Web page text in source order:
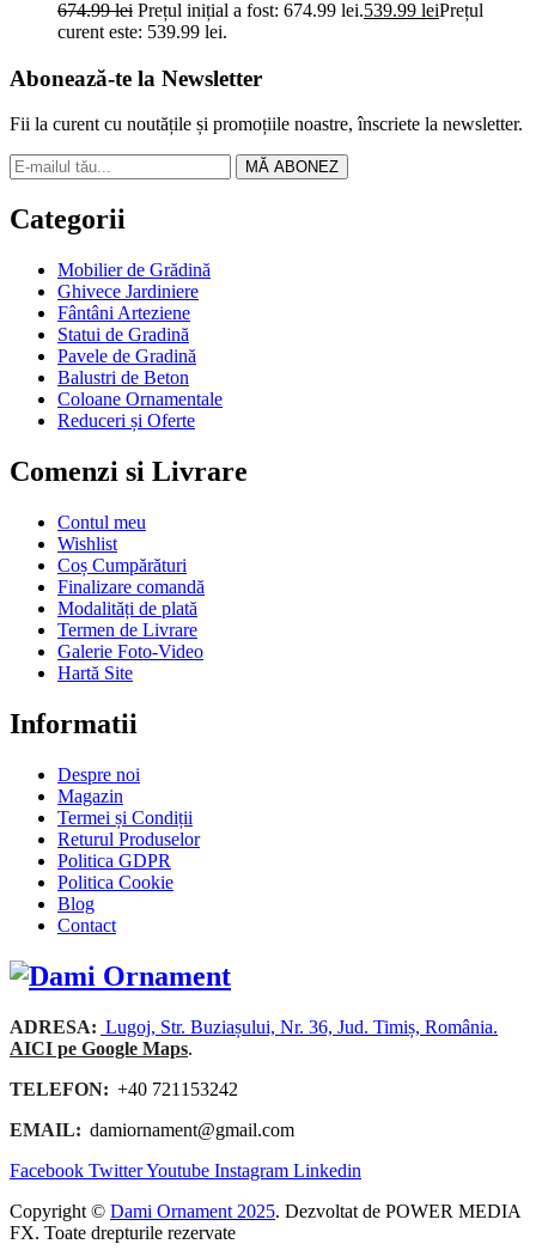
674.99lei Prețul inițial a fost: 674.99 lei.539.99 leiPrețul
curent este: 539.99 lei.
Abonează-te la Newsletter
Fii la curent cu noutățile și promoțiile noastre, înscriete la newsletter.
MĂ ABONEZ
Categorii
Mobilier de Grădină
Ghivece Jardiniere
Fântâni Arteziene
Statui de Gradină
Pavele de Gradină
Balustri de Beton
Coloane Ornamentale
Reduceri și Oferte
Comenzi si Livrare
Contul meu
Wishlist
Coș Cumpărături
Finalizare comandă
Modalități de plată
Termen de Livrare
Galerie Foto-Video
Hartă Site
Informatii
Despre noi
Magazin
Termei și Condiții
Returul Produselor
Politica GDPR
Politica Cookie
Blog
Contact
ADRESA: Lugoj, Str. Buziașului, Nr. 36, Jud. Timiș, România.
AICI pe Google Maps.
TELEFON: +40 721153242
EMAIL: damiornament@gmail.com
Facebook TwitterYoutube Instagram Linkedin
Copyright © Dami Ornament 2025. Dezvoltat de POWER MEDIA
FX. Toate drepturile rezervate